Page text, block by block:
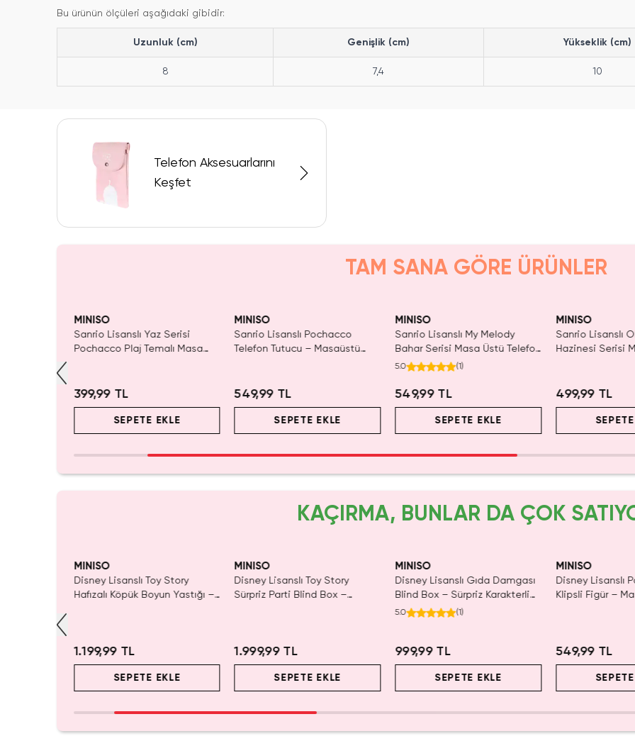
Bu ürünün ölçüleri aşağıdaki gibidir:
Uzunluk (cm) Genişlik (cm) Yükseklik (cm)
8 7,4 10
Telefon Aksesuarlarını
Keşfet
TAM SANA GÖRE ÜRÜNLER
MINISO
Sanrio Lisanslı Yaz Serisi
Pochacco Plaj Temalı Masa
399,99 TL
SEPETE EKLE
MINISO
Sanrio Lisanslı Pochacco
Telefon Tutucu – Masaüstü
549,99 TL
SEPETE EKLE
MINISO
Sanrio Lisanslı My Melody
Bahar Serisi Masa Üstü Telefon
Tutucu Figürlü Stand
5.0 (1)
549,99 TL
SEPETE EKLE
MINISO
Sanrio Lisanslı
Hazinesi Serisi
499,99 TL
KAÇIRMA, BUNLAR DA ÇOK
MINISO
Disney Lisanslı Toy Story
Hafızalı Köpük Boyun Yastığı –
1.199,99 TL
SEPETE EKLE
MINISO
Disney Lisanslı Toy Story
Sürpriz Parti Blind Box –
1.999,99 TL
SEPETE EKLE
MINISO
Disney Lisanslı Gıda Damgası
Blind Box – Sürpriz Karakterli
Eğlenceli Sunum
5.0 (1)
999,99 TL
SEPETE EKLE
MINISO
Disney Lisanslı
Klipsli Figür –
549,99 TL